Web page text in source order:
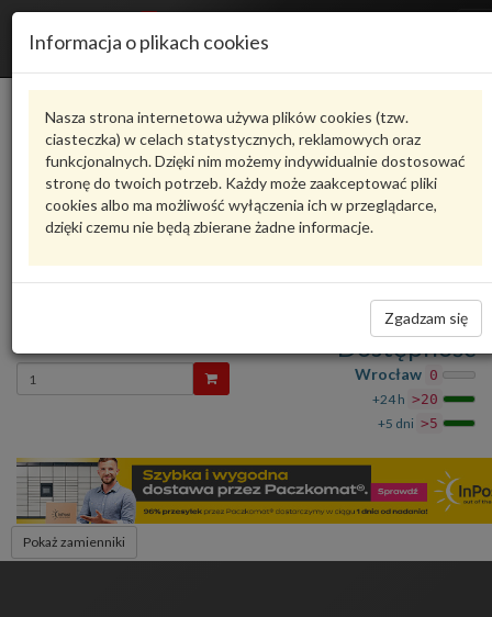
Informacja o plikach cookies
Nasza strona internetowa używa plików cookies (tzw.
ciasteczka) w celach statystycznych, reklamowych oraz
funkcjonalnych. Dzięki nim możemy indywidualnie dostosować
stronę do twoich potrzeb. Każdy może zaakceptować pliki
cookies albo ma możliwość wyłączenia ich w przeglądarce,
dzięki czemu nie będą zbierane żadne informacje.
Zgadzam się
Karta produktu
6R1998002VAG
VAG - produkt oryginalny VW AUDI SEAT SKODA
ZESTAW PI 6R1998002 VAG
Wprowadź
ilość
Dostępność
Wrocław 0
+24 h >20
+5 dni >5
Pokaż zamienniki